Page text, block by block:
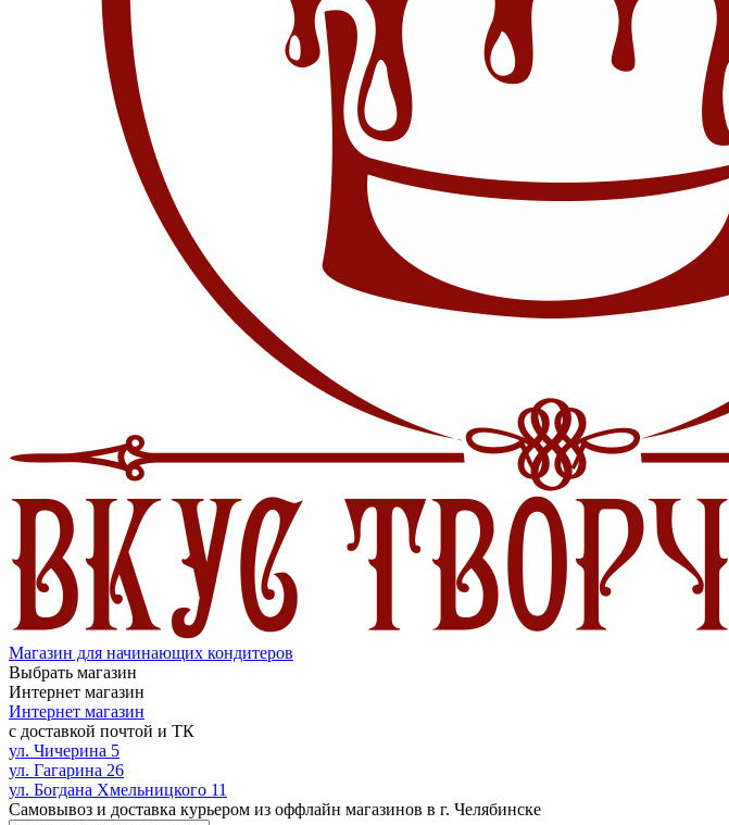
Магазин для начинающих кондитеров
Выбрать магазин
Интернет магазин
Интернет магазин
с доставкой почтой и ТК
ул. Чичерина 5
ул. Гагарина 26
ул. Богдана Хмельницкого 11
Самовывоз и доставка курьером из оффлайн магазинов в г. Челябинске